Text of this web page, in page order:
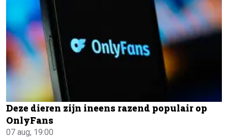
Deze dieren zijn ineens razend populair op
OnlyFans
07 aug, 19:00